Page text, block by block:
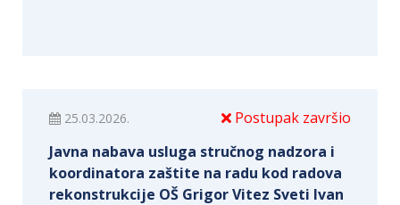
25.03.2026.
Postupak završio
Javna nabava usluga stručnog nadzora i
koordinatora zaštite na radu kod radova
rekonstrukcije OŠ Grigor Vitez Sveti Ivan